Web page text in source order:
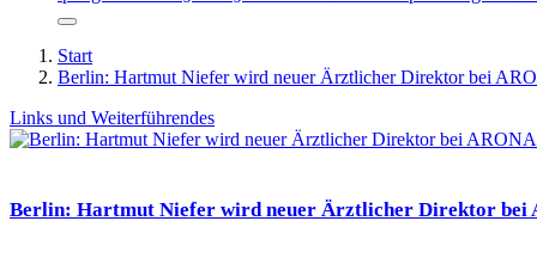
Start
Berlin: Hartmut Niefer wird neuer Ärztlicher Direktor bei
Links und Weiterführendes
Berlin: Hartmut Niefer wird neuer Ärztlicher Direktor bei